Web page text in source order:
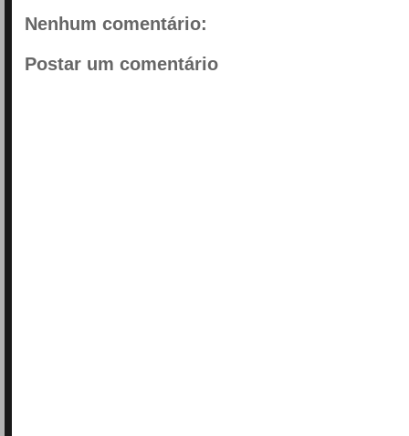
Nenhum comentário:
Postar um comentário